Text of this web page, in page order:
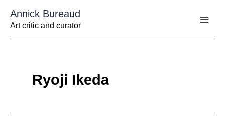
contenu
Annick Bureaud
Art critic and curator
Ryoji Ikeda